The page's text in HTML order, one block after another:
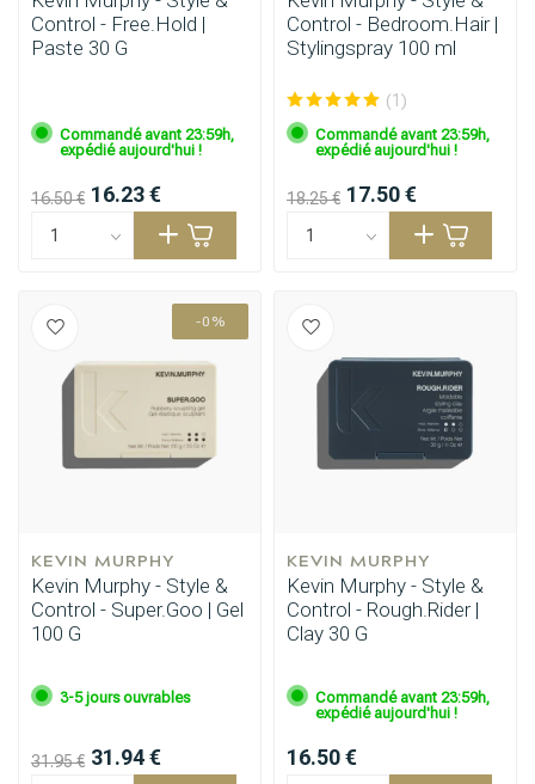
Permanente CombiDeals
Control - Free.Hold |
Paste 30 G
Commandé avant 23:59h,
expédié aujourd'hui !
16.50 € 16.23 €
Control - Bedroom.Hair |
Stylingspray 100 ml
(1)
Commandé avant 23:59h,
expédié aujourd'hui !
18.25 € 17.50 €
-0%
KEVIN MURPHY
Kevin Murphy - Style &
Control - Super.Goo | Gel
100 G
3-5 jours ouvrables
31.95 € 31.94 €
KEVIN MURPHY
Kevin Murphy - Style &
Control - Rough.Rider |
Clay 30 G
Commandé avant 23:59h,
expédié aujourd'hui !
16.50 €